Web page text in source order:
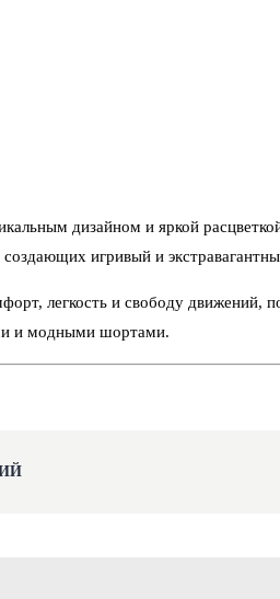
дизайном и яркой
игривый и
легкость и свободу движений,
и модными шортами.